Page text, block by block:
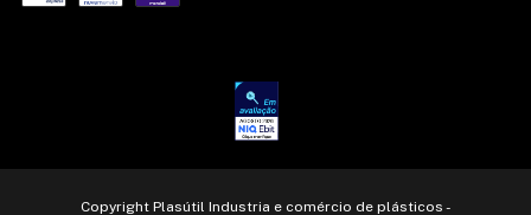
Copyright Plasútil Industria e comércio de plásticos -